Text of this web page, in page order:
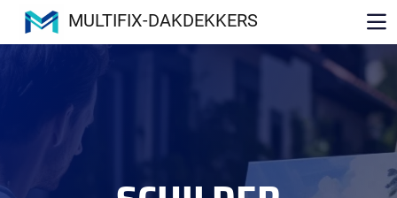
MULTIFIX-DAKDEKKERS